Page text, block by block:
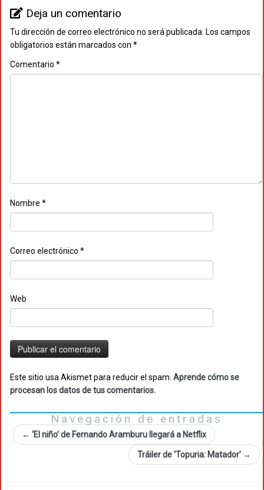
Deja un comentario
Tu dirección de correo electrónico no será publicada. Los campos
obligatorios están marcados con *
Comentario *
Nombre *
Correo electrónico *
Web
Este sitio usa Akismet para reducir el spam. Aprende cómo se
procesan los datos de tus comentarios.
Navegación de entradas
← ‘El niño’ de Fernando Aramburu llegará a Netflix
Tráiler de ‘Topuria: Matador’ →